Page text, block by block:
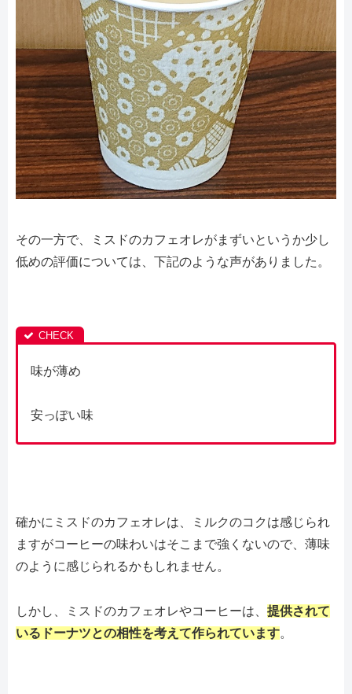
その一方で、ミスドのカフェオレがまずいというか少し
低めの評価については、下記のような声がありました。
味が薄め
安っぽい味
確かにミスドのカフェオレは、ミルクのコクは感じられ
ますがコーヒーの味わいはそこまで強くないので、薄味
のように感じられるかもしれません。
しかし、ミスドのカフェオレやコーヒーは、 提供されて
いるドーナツとの相性を考えて作られています。